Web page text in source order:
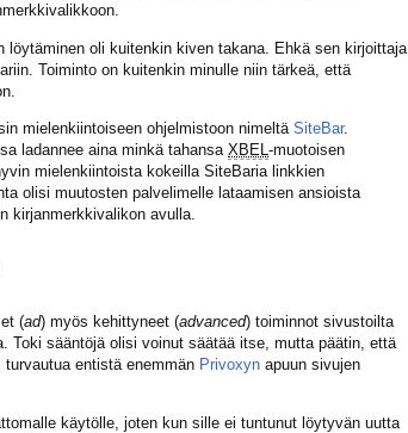
löytäminen oli kuitenkin kiven takana. Ehkä sen kirjoittaja
Toiminto on kuitenkin minulle niin tärkeä, että
mielenkiintoiseen ohjelmistoon nimeltä SiteBar.
ladannee aina minkä tahansa XBEL -muotoisen
mielenkiintoista kokeilla SiteBaria linkkien
olisi muutosten palvelimelle lataamisen ansioista
kirjanmerkkivalikon avulla.
(ad) myös kehittyneet (advanced) toiminnot sivustoilta
Toki sääntöjä olisi voinut säätää itse, mutta päätin, että
entistä enemmän Privoxyn apuun sivujen
käytölle, joten kun sille ei tuntunut löytyvän uutta